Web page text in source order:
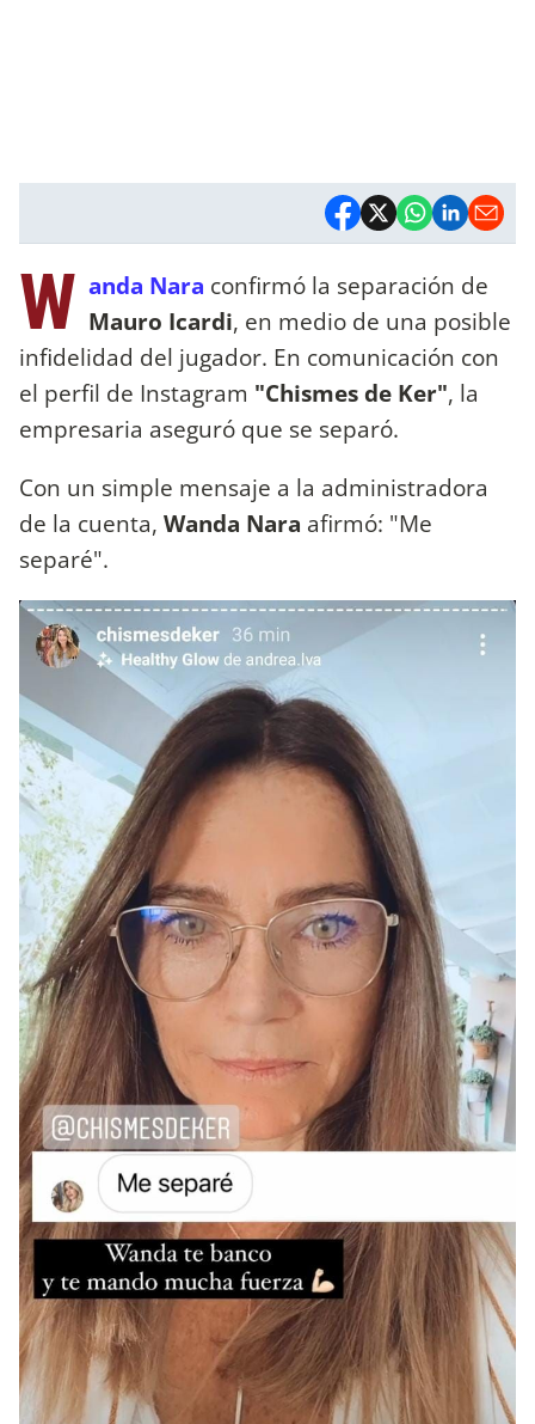
W anda Nara confirmó la separación de
Mauro Icardi, en medio de una posible
infidelidad del jugador. En comunicación con
el perfil de Instagram "Chismes de Ker", la
empresaria aseguró que se separó.
Con un simple mensaje a la administradora
de la cuenta, Wanda Nara afirmó: "Me
separé".